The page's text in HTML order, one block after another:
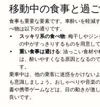
移動中の食事と過
食事も重要な要素です。車酔いを軽減
べ物は以下の通りです。
スッキリ系の食べ物: 梅干しやジン
の中がすっきりするものを用意し
重い食事は避ける: 油っこい食材や
は、酔いやすくなる原因となるの
す。
乗車中は、他の乗客に迷惑をかけない
も意識しましょう。おしゃべりや音楽
書や携帯ゲームなどは、目の動きが激
良いです。